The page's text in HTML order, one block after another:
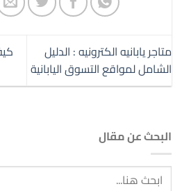
متاجر يابانيه الكترونيه : الدليل
الشامل لمواقع التسوق اليابانية
البحث عن مقال